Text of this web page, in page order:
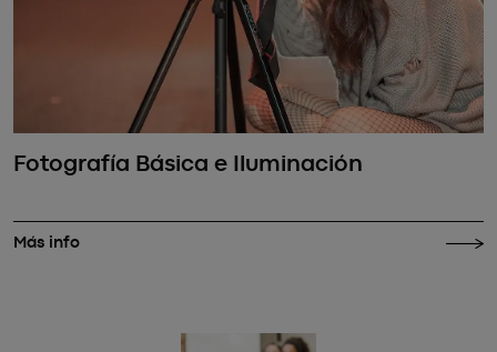
Fotografía Básica e Iluminación
Más info